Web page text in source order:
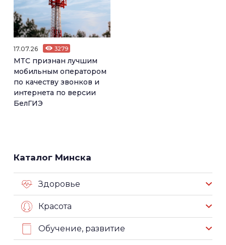
17.07.26 3279
МТС признан лучшим
мобильным оператором
по качеству звонков и
интернета по версии
БелГИЭ
Каталог Минска
Здоровье
Красота
Обучение, развитие